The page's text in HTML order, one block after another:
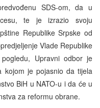
SDS-om, da u
te je izrazio svoju
Republike Srpske od
Vlade Republike
Upravni odbor je
kojom je pojasnio da tijela
BiH u NATO-u i da će u
za reformu obrane.